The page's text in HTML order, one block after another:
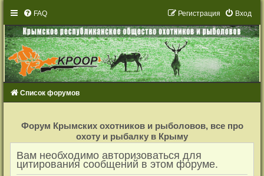
FAQ Вход
Регистрация
Список форумов
с
т
р
а
ц
Форум Крымских охотников и рыболовов, все про
охоту и рыбалку в Крыму
Вам необходимо авторизоваться для
цитирования сообщений в этом форуме.